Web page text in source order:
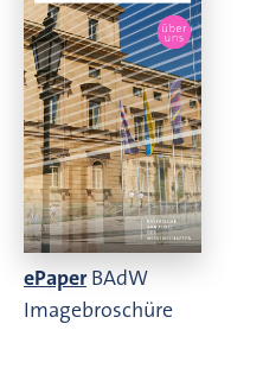
ePaperBAdW
Imagebroschüre